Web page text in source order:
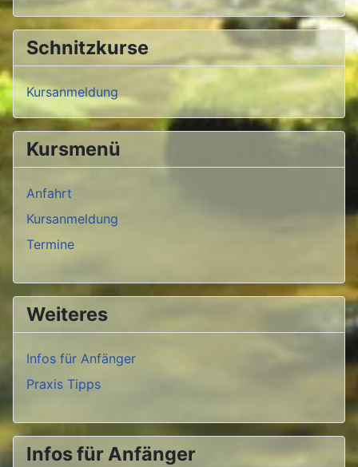
Schnitzkurse
Kursanmeldung
Kursmenü
Anfahrt
Kursanmeldung
Termine
Weiteres
Infos für Anfänger
Praxis Tipps
Infos für Anfänger